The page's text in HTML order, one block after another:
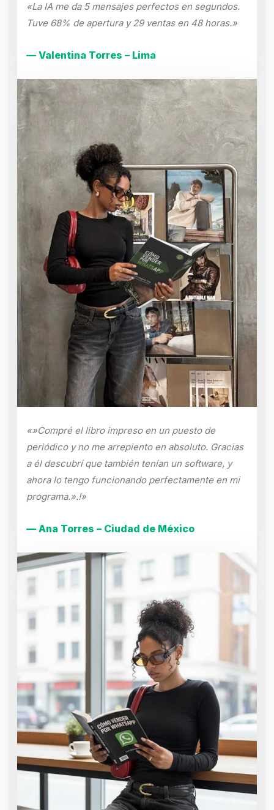
«La IA me da 5 mensajes perfectos en segundos.
Tuve 68% de apertura y 29 ventas en 48 horas.»
— Valentina Torres – Lima
«»Compré el libro impreso en un puesto de
periódico y no me arrepiento en absoluto. Gracias
a él descubrí que también tenían un software, y
ahora lo tengo funcionando perfectamente en mi
programa.».!»
— Ana Torres – Ciudad de México